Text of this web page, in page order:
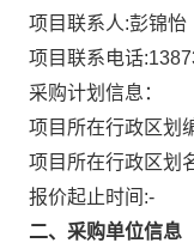
项目联系人:彭锦怡
项目联系电话:
采购计划信息：
项目所在行政区划
项目所在行政区划
报价起止时间:-
二、采购单位信息